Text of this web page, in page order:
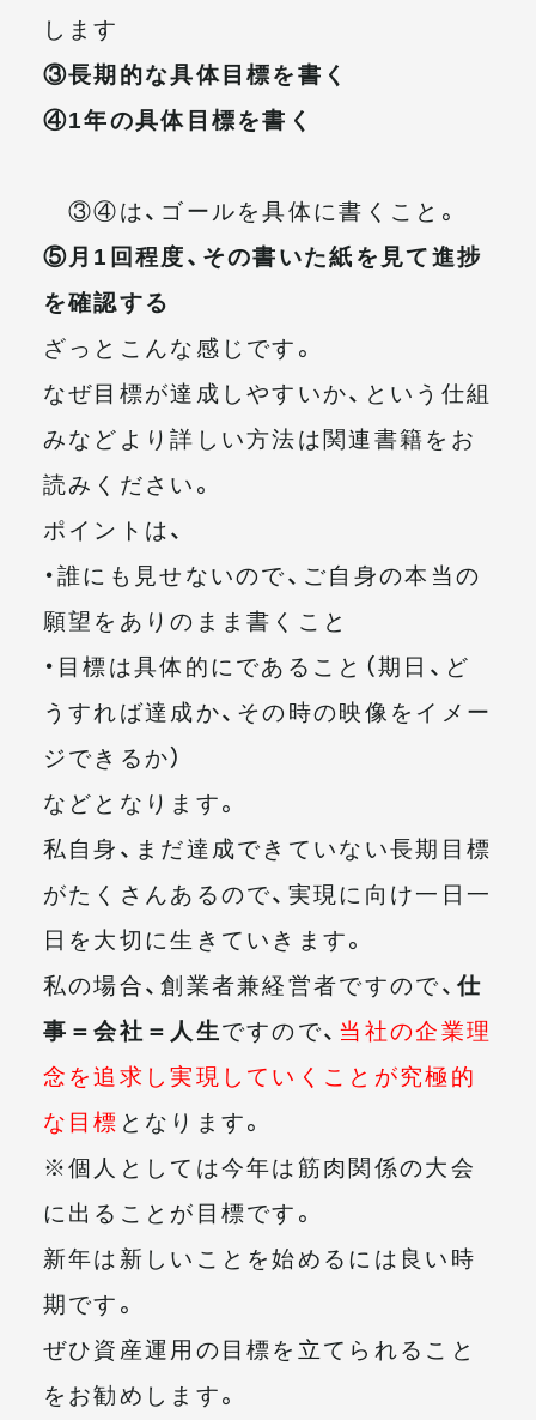
します
③長期的な具体目標を書く
④1年の具体目標を書く
③④は、ゴールを具体に書くこと。
⑤月1回程度、その書いた紙を見て進捗
を確認する
ざっとこんな感じです。
なぜ目標が達成しやすいか、という仕組
みなどより詳しい方法は関連書籍をお
読みください。
ポイントは、
・誰にも見せないので、ご自身の本当の
願望をありのまま書くこと
・目標は具体的にであること（期日、ど
うすれば達成か、その時の映像をイメー
ジできるか）
などとなります。
私自身、まだ達成できていない長期目標
がたくさんあるので、実現に向け一日一
日を大切に生きていきます。
私の場合、創業者兼経営者ですので、 仕
事＝会社＝人生ですので、 当社の企業理
念を追求し実現していくことが究極的
な目標 となります。
※個人としては今年は筋肉関係の大会
に出ることが目標です。
新年は新しいことを始めるには良い時
期です。
ぜひ資産運用の目標を立てられること
をお勧めします。